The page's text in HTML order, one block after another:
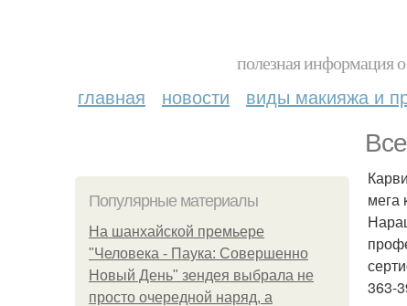
полезная информация
главная новости виды макияжа и
Популярные материалы
На шанхайской премьере
"Человека - Паука: Совершенно
Новый День" зендея выбрала не
просто очередной наряд, а
мега
363-